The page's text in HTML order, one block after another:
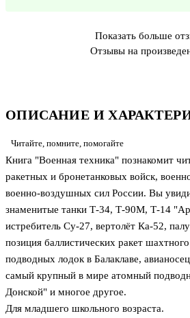
ОПИСАНИЕ И
Читайте, помните, помогайте
Книга "Военная техника" познакомит
ракетных и бронетанковых войск,
военно-воздушных сил России. Вы
знаменитые танки Т-34, Т-90М, Т-14
истребитель Су-27, вертолёт Ка-52,
позиция баллистических ракет
подводных лодок в Балаклаве,
самый крупный в мире атомный
Донской" и многое другое.
Для младшего школьного возраста.
Показать больше
Отзывы на